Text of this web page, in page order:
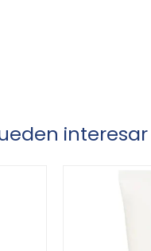
interesar